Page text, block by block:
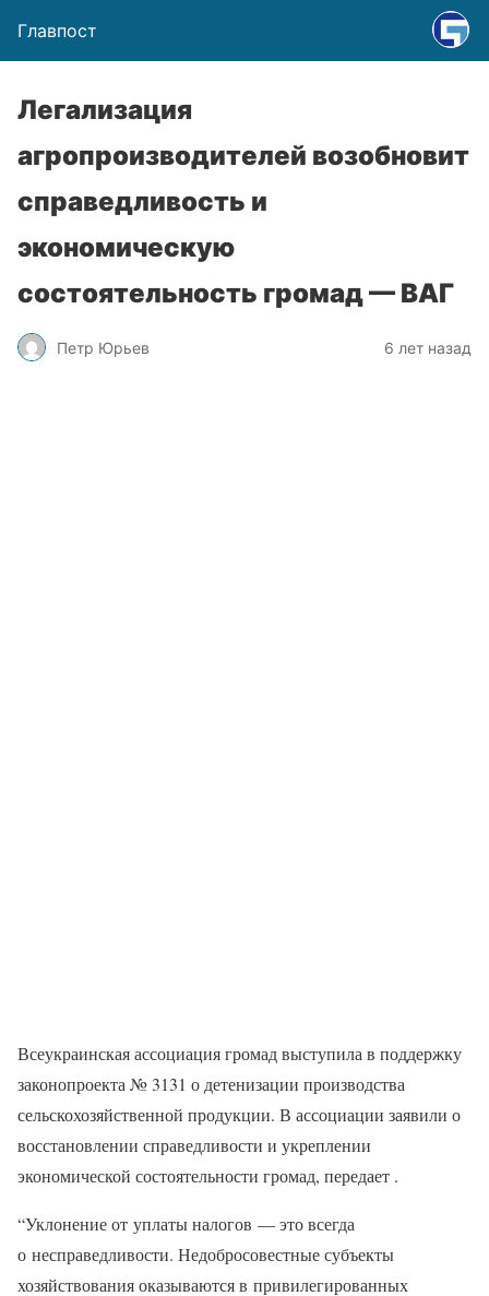
Главпост
Легализация
агропроизводителей возобновит
справедливость и
экономическую
состоятельность громад — ВАГ
Петр Юрьев 6 лет назад
Всеукраинская ассоциация громад выступила в поддержку
законопроекта № 3131 о детенизации производства
сельскохозяйственной продукции. В ассоциации заявили о
восстановлении справедливости и укреплении
экономической состоятельности громад, передает .
“Уклонение от уплаты налогов — это всегда
о несправедливости. Недобросовестные субъекты
хозяйствования оказываются в привилегированных